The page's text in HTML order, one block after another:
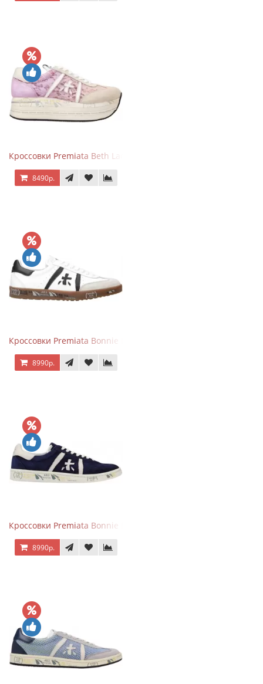
Кроссовки Premiata Beth Lace Light Pink Sand
8490р.
Кроссовки Premiata Bonnie Black White
8990р.
Кроссовки Premiata Bonnie Blue
8990р.